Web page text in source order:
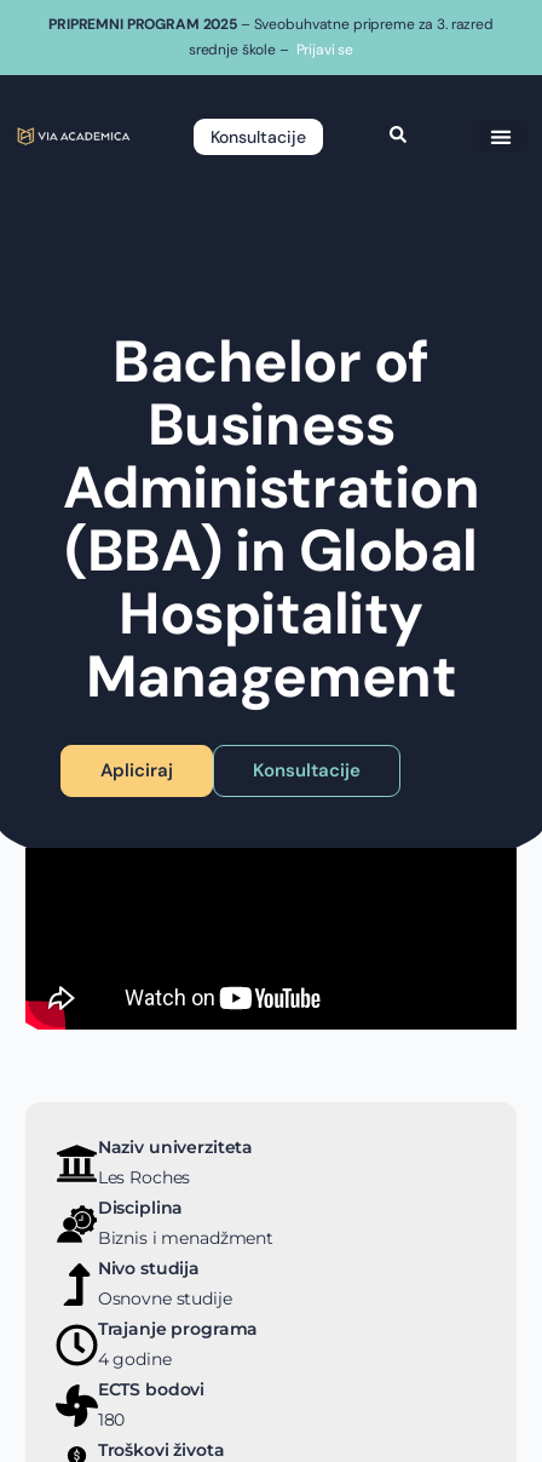
PRIPREMNI PROGRAM 2025 – Sveobuhvatne pripreme za 3. razred
srednje škole – Prijavi se
Konsultacije
Bachelor of
Business
Administration
(BBA) in Global
Hospitality
Management
Apliciraj Konsultacije
Naziv univerziteta
Les Roches
Disciplina
Biznis i menadžment
Nivo studija
Osnovne studije
Trajanje programa
4 godine
ECTS bodovi
180
Troškovi života